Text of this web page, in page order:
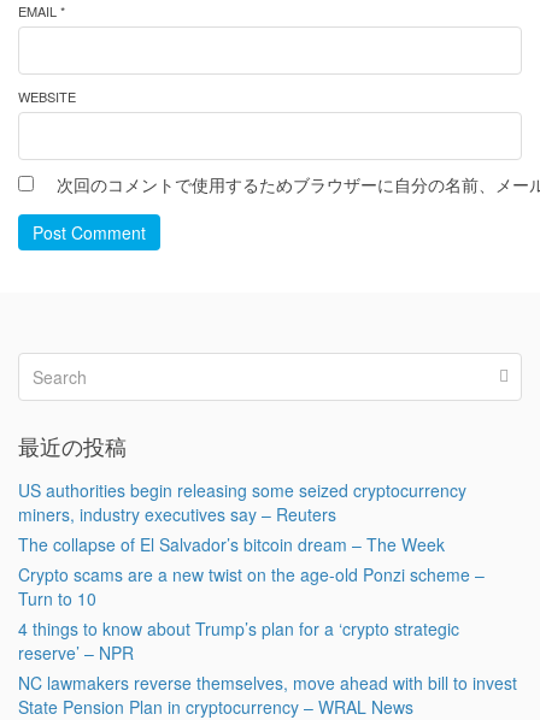
EMAIL *
WEBSITE
次回のコメントで使用するためブラウザーに自分の名前、メー
Post Comment
最近の投稿
US authorities begin releasing some seized cryptocurrency
miners, industry executives say – Reuters
The collapse of El Salvador’s bitcoin dream – The Week
Crypto scams are a new twist on the age-old Ponzi scheme –
Turn to 10
4 things to know about Trump’s plan for a ‘crypto strategic
reserve’ – NPR
NC lawmakers reverse themselves, move ahead with bill to invest
State Pension Plan in cryptocurrency – WRAL News